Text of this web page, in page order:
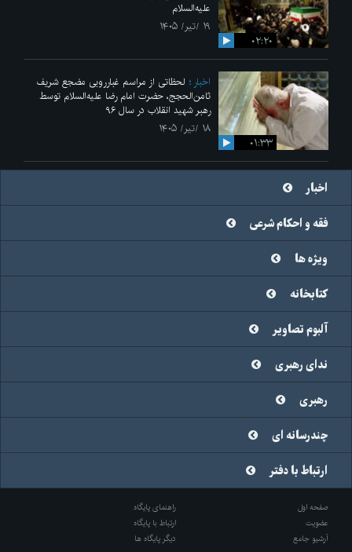
۰۲:۲۰
علیه‌السلام
۱۹ /تیر/ ۱۴۰۵
۰۱:۳۳
اخبار
لحظاتی از مراسم غبارروبی مضجع شریف
ثامن‌الحجج، حضرت امام رضا علیه‌السلام توسط
رهبر شهید انقلاب در سال ۹۶
۱۸ /تیر/ ۱۴۰۵
اخبار
فقه و احکام شرعی
ویژه ها
کتابخانه
آلبوم تصاویر
ندای رهبری
رهبری
چندرسانه ای
ارتباط با دفتر
صفحه اول
راهنمای پایگاه
عضویت
ارتباط با پایگاه
آرشیو جامع
دیگر پایگاه ها